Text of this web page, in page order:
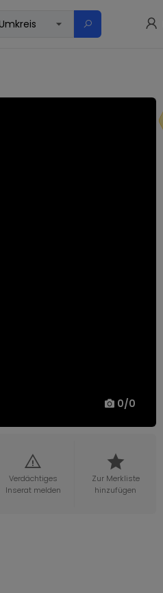
0/0
Verdächtiges
Inserat melden
Zur Merkliste
hinzufügen